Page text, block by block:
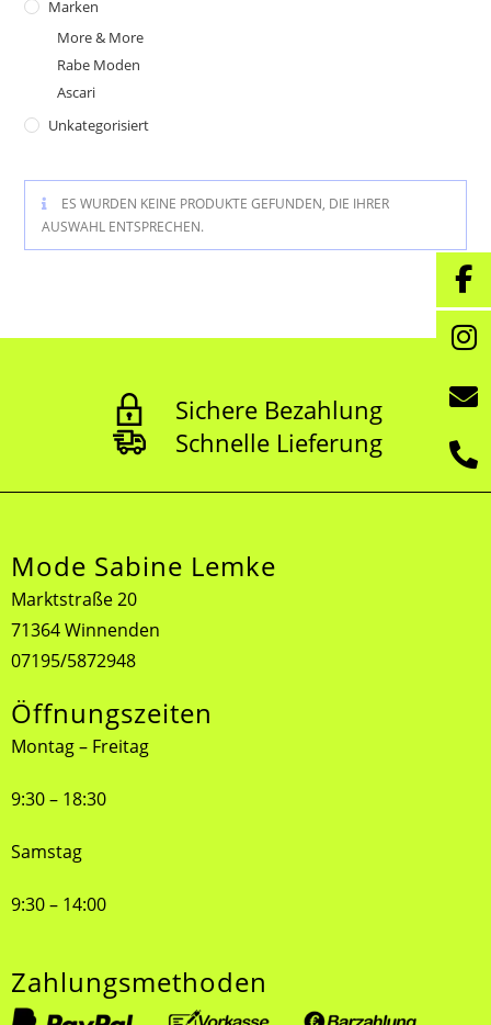
Marken
More & More
Rabe Moden
Ascari
Unkategorisiert
ES WURDEN KEINE PRODUKTE GEFUNDEN, DIE IHRER
AUSWAHL ENTSPRECHEN.
Sichere Bezahlung
Schnelle Lieferung
Mode Sabine Lemke
Marktstraße 20
71364 Winnenden
07195/5872948
Öffnungszeiten
Montag – Freitag
9:30 – 18:30
Samstag
9:30 – 14:00
Zahlungsmethoden